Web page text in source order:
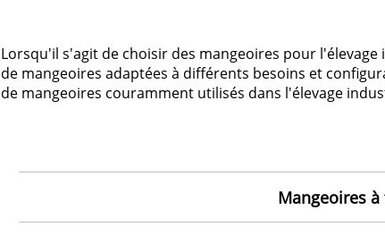
Lorsqu'il s'agit de choisir des mangeoires pour
de mangeoires adaptées à différents besoins et
de mangeoires couramment utilisés dans l'élevage
Mangeoires